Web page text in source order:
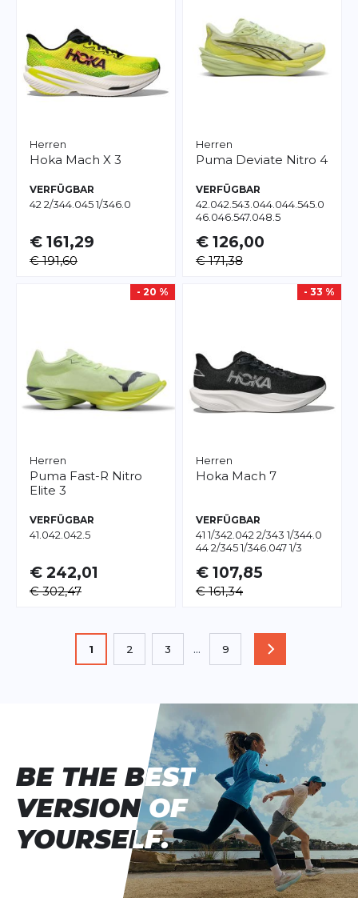
Herren
Hoka Mach X 3
VERFÜGBAR
42 2/344.045 1/346.0
€ 161,29
€ 191,60
Herren
Puma Deviate Nitro 4
VERFÜGBAR
42.042.543.044.044.545.0
46.046.547.048.5
€ 126,00
€ 171,38
- 20 %
Herren
Puma Fast-R Nitro
Elite 3
VERFÜGBAR
41.042.042.5
€ 242,01
€ 302,47
- 33 %
Herren
Hoka Mach 7
VERFÜGBAR
41 1/342.042 2/343 1/344.0
44 2/345 1/346.047 1/3
€ 107,85
€ 161,34
Sie lesen gerade die Seite
1
Seite
2
Seite
3 ...
Seite
9 SEITE
BE THE BEST
VERSION OF
YOURSELF.
BE THE BEST
VERSION OF
YOURSELF.